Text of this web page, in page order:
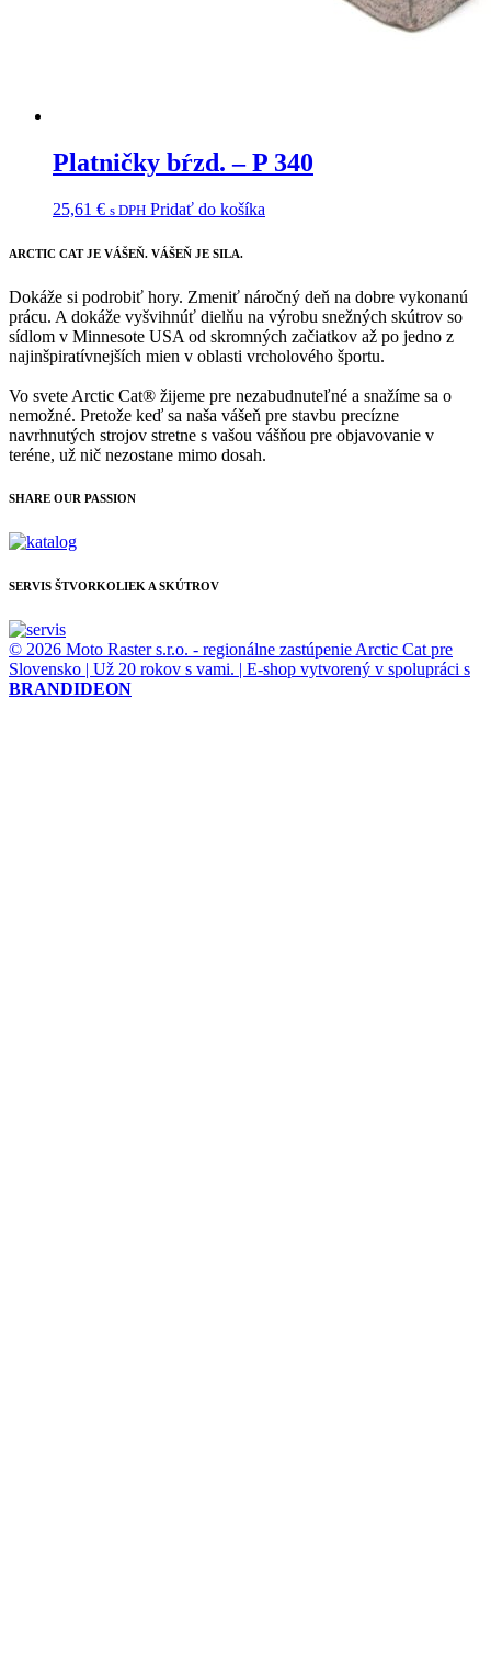
Platničky bŕzd. – P 340
25,61 € s DPH Pridať do košíka
ARCTIC CATJE VÁŠEŇ. VÁŠEŇ JE SILA.
Dokáže si podrobiť hory. Zmeniť náročný deň na dobre vykonanú
prácu. A dokáže vyšvihnúť dielňu na výrobu snežných skútrov so
sídlom v Minnesote USA od skromných začiatkov až po jedno z
najinšpiratívnejších mien v oblasti vrcholového športu.
Vo svete Arctic Cat® žijeme pre nezabudnuteľné a snažíme sa o
nemožné. Pretože keď sa naša vášeň pre stavbu precízne
navrhnutých strojov stretne s vašou vášňou pre objavovanie v
teréne, už nič nezostane mimo dosah.
SHARE OUR PASSION
SERVIS ŠTVORKOLIEK A SKÚTROV
© 2026 Moto Raster s.r.o. - regionálne zastúpenie Arctic Cat pre
Slovensko | Už 20 rokov s vami. | E-shop vytvorený v spolupráci s
BRANDIDEON